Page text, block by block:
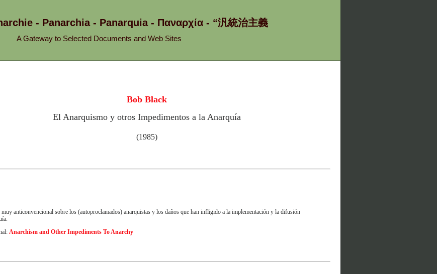
- Panarchia - Panarquia - Παναρχία - “汎統治主義
A Gateway to Selected Documents and Web Sites
Bob Black
El Anarquismo y otros Impedimentos a la Anarquía
(1985)
anticonvencional sobre los (autoproclamados) anarquistas y los daños que han infligido a la implementación y la difusión
Anarchism and Other Impediments To Anarchy